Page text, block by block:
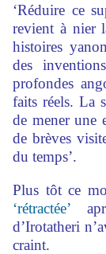
‘Réduire ce
revient à nier
histoires
des
profondes
faits réels. La
de mener une
de brèves
du temps’.
Plus tôt ce
‘rétractée’
d’Irotatheri
craint.